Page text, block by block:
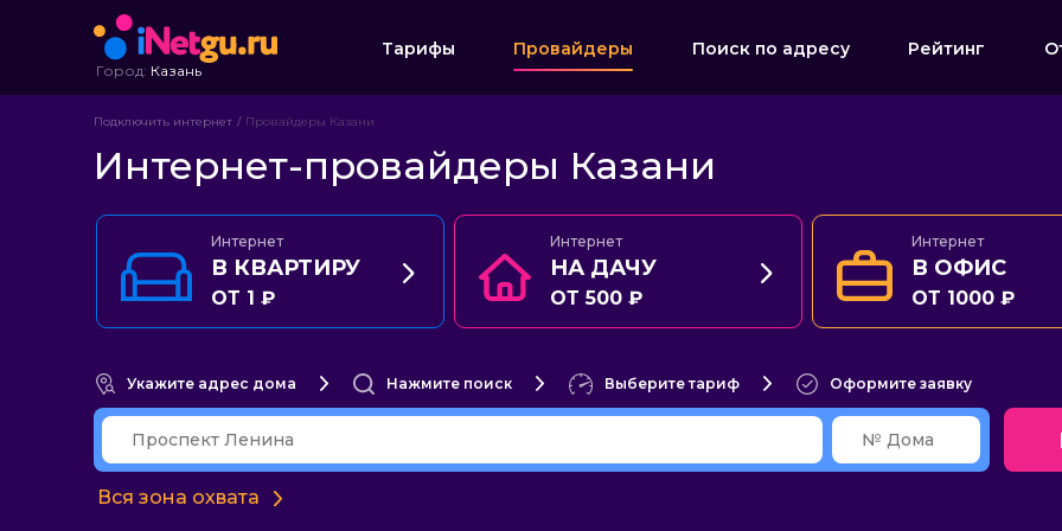
Город: Казань
Тарифы Провайдеры Поиск по адресу Рейтинг
Подключить интернет Провайдеры Казани
Интернет-провайдеры Казани
Интернет
В КВАРТИРУ
ОТ 1 ₽
Интернет
НА ДАЧУ
ОТ 500 ₽
Интернет
В ОФИС
ОТ 1000 ₽
Укажите адрес дома Нажмите поиск Выберите тариф Оформите заявку
Вся зона охвата